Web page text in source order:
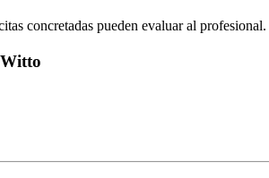
concretadas pueden evaluar al profesional.